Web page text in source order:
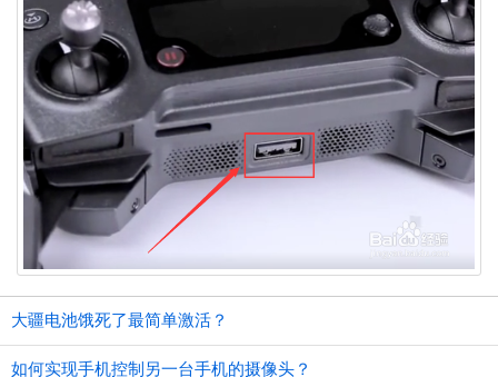
大疆电池饿死了最简单激活？
如何实现手机控制另一台手机的摄像头？